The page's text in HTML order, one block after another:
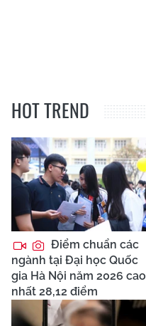
HOT TREND
Điểm chuẩn các
ngành tại Đại học Quốc
gia Hà Nội năm 2026 cao
nhất 28,12 điểm